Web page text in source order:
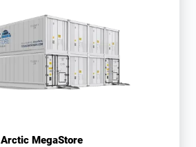
Arctic MegaStore